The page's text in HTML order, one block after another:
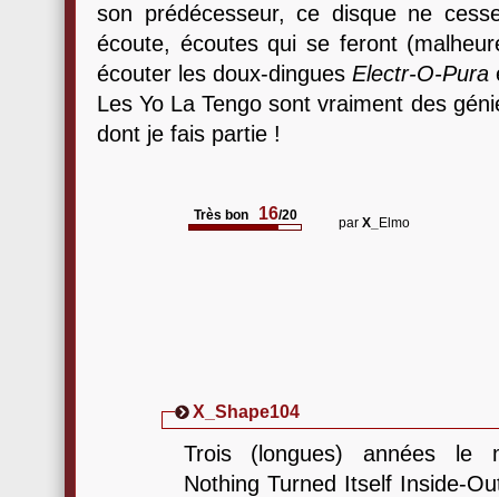
son prédécesseur, ce disque ne
écoute, écoutes qui se feront
écouter les doux-dingues Electr-O-Pura
Les Yo La Tengo sont vraiment des
dont je fais partie !
Très bon 16/20 par X_ Elmo
X_ Shape104
Trois (longues) années le
Nothing Turned Itself Inside-